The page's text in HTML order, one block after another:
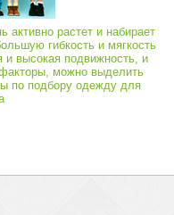
активно растет и набирает
гибкость и мягкость
и высокая подвижность, и
можно выделить
по подбору одежду для